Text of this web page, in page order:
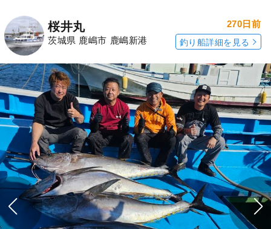
桜井丸
茨城県 鹿嶋市 鹿嶋新港
270日前
釣り船詳細を見る